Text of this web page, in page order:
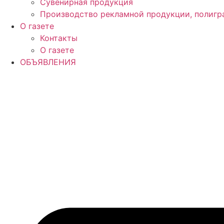
Производство рекламной продукции,
О газете
Контакты
О газете
ОБЪЯВЛЕНИЯ